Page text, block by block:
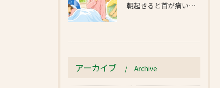
朝起きると首が痛い…エアコンの冷えで首肩こりと足のだるさが気になったお客様｜半蔵門 首肩リフレッシュ整体院
アーカイブ Archive